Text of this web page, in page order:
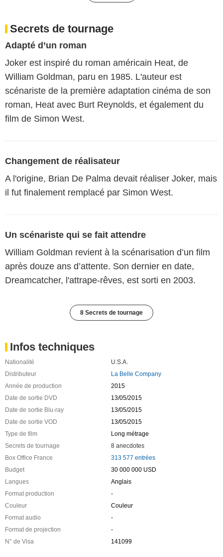
Secrets de tournage
Adapté d’un roman
Joker est inspiré du roman américain Heat, de
William Goldman, paru en 1985. L'auteur est
scénariste de la première adaptation cinéma de son
roman, Heat avec Burt Reynolds, et également du
film de Simon West.
Changement de réalisateur
A l'origine, Brian De Palma devait réaliser Joker, mais
il fut finalement remplacé par Simon West.
Un scénariste qui se fait attendre
William Goldman revient à la scénarisation d’un film
après douze ans d’attente. Son dernier en date,
Dreamcatcher, l'attrape-rêves, est sorti en 2003.
8 Secrets de tournage
Infos techniques
Nationalité
U.S.A.
Distributeur
La Belle Company
Année de production
2015
Date de sortie DVD
13/05/2015
Date de sortie Blu-ray
13/05/2015
Date de sortie VOD
13/05/2015
Type de film
Long métrage
Secrets de tournage
8 anecdotes
Box Office France
313 577 entrées
Budget
30 000 000 USD
Langues
Anglais
Format production
-
Couleur
Couleur
Format audio
-
Format de projection
-
N° de Visa
141099